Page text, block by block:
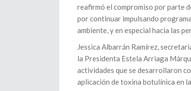
reafirmó el compromiso por parte
por continuar impulsando
ambiente, y en especial hacia las
Jessica Albarrán Ramírez,
la Presidenta Estela Arriaga
actividades que se desarrollaron
aplicación de toxina botulínica en